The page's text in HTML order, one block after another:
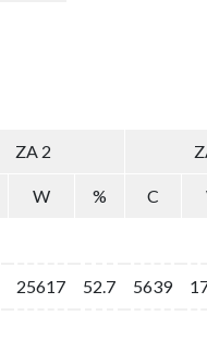
ZA 2
W % C
25617 52.7 5639
ZA 2
W % C
25617 52.7 5639